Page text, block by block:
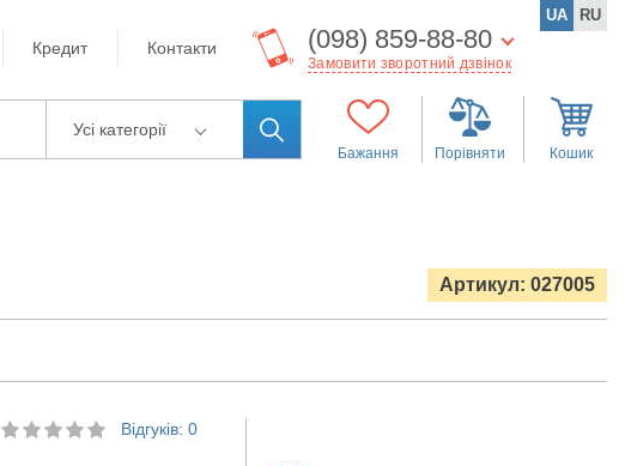
Кредит Контакти (098) 859-88-80
Замовити зворотний дзвінок
UA RU
Усі категорії
Бажання Порівняти Кошик
Артикул: 027005
Відгуків: 0